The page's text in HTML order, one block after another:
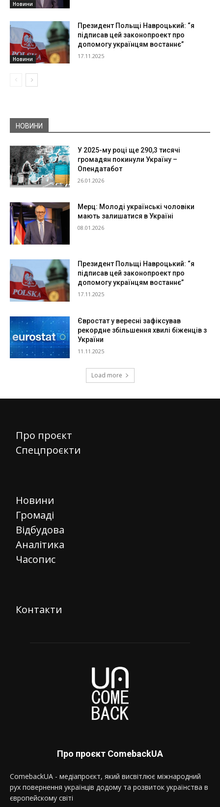
Новини
Новини
Президент Польщі Навроцький: “я
підписав цей законопроект про
допомогу українцям востаннє”
17.11.2025
НОВИНИ
У 2025-му році ще 290,3 тисячі
громадян покинули Україну –
Опендатабот
26.01.2026
Мерц: Молоді українські чоловіки
мають залишатися в Україні
08.01.2026
Президент Польщі Навроцький: “я
підписав цей законопроект про
допомогу українцям востаннє”
17.11.2025
Євростат у вересні зафіксував
рекордне збільшення хвилі біженців з
України
11.11.2025
Load more
Про проєкт
Спецпроєкти
Новини
Громаді
Відбудова
Аналітика
Часопис
Контакти
Про проєкт ComebackUA
ComebackUA - медіапроєкт, який висвітлює міжнародний
рух повернення українців додому та розвиток українства в
європейскому світі